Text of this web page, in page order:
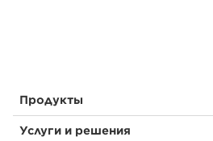
Продукты
Услуги и решения